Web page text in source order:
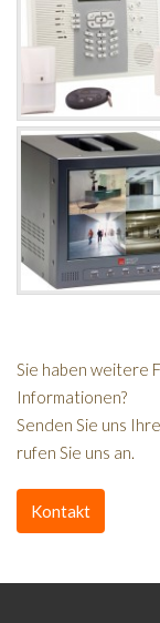
Sie haben weitere
Informationen?
Senden Sie uns
rufen Sie uns an.
Kontakt